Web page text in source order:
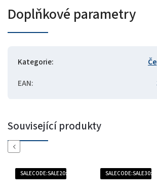
Doplňkové parametry
Kategorie:
EAN:
Související produkty
Previous
SALECODE:SALE20:20:%